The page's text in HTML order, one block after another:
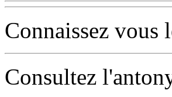
Connaissez vous
Consultez